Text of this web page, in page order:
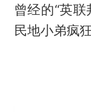
曾经的“英
民地小弟疯狂